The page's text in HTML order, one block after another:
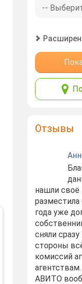
Отзывы
нашли своё
разместила
года уже
сняли
стороны
комиссий
АВИТО